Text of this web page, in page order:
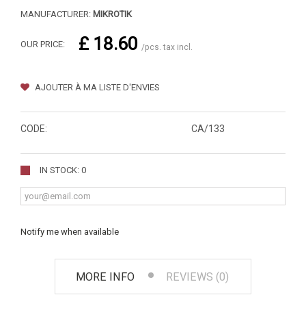
MANUFACTURER: MIKROTIK
OUR PRICE: £ 18.60 /pcs. tax incl.
AJOUTER À MA LISTE D'ENVIES
CODE: CA/133
IN STOCK: 0
Notify me when available
MORE INFO REVIEWS (0)